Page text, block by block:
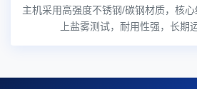
主机采用高强度不锈钢/碳钢材质，核
上盐雾测试，耐用性强，长期